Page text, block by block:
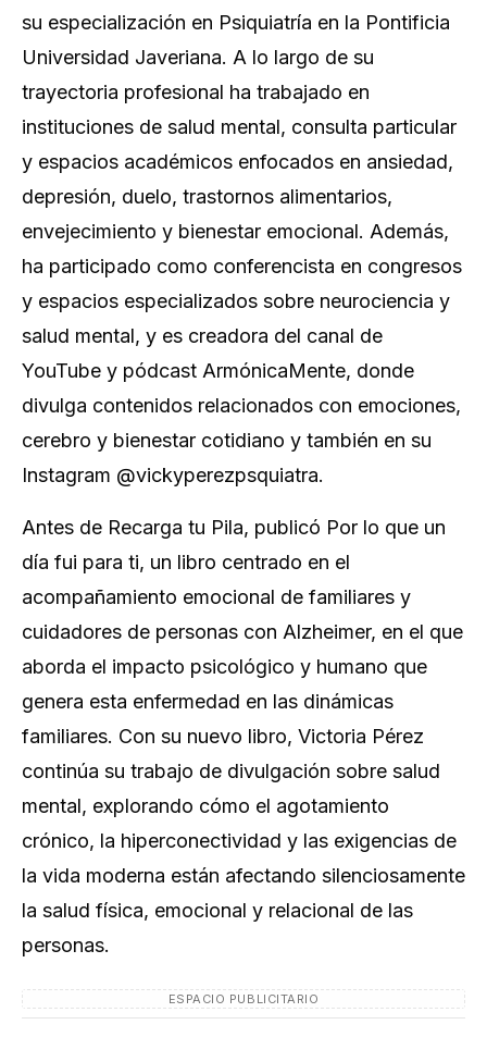
su especialización en Psiquiatría en la Pontificia
Universidad Javeriana. A lo largo de su
trayectoria profesional ha trabajado en
instituciones de salud mental, consulta particular
y espacios académicos enfocados en ansiedad,
depresión, duelo, trastornos alimentarios,
envejecimiento y bienestar emocional. Además,
ha participado como conferencista en congresos
y espacios especializados sobre neurociencia y
salud mental, y es creadora del canal de
YouTube y pódcast ArmónicaMente, donde
divulga contenidos relacionados con emociones,
cerebro y bienestar cotidiano y también en su
Instagram @vickyperezpsquiatra.
Antes de Recarga tu Pila, publicó Por lo que un
día fui para ti, un libro centrado en el
acompañamiento emocional de familiares y
cuidadores de personas con Alzheimer, en el que
aborda el impacto psicológico y humano que
genera esta enfermedad en las dinámicas
familiares. Con su nuevo libro, Victoria Pérez
continúa su trabajo de divulgación sobre salud
mental, explorando cómo el agotamiento
crónico, la hiperconectividad y las exigencias de
la vida moderna están afectando silenciosamente
la salud física, emocional y relacional de las
personas.
ESPACIO PUBLICITARIO